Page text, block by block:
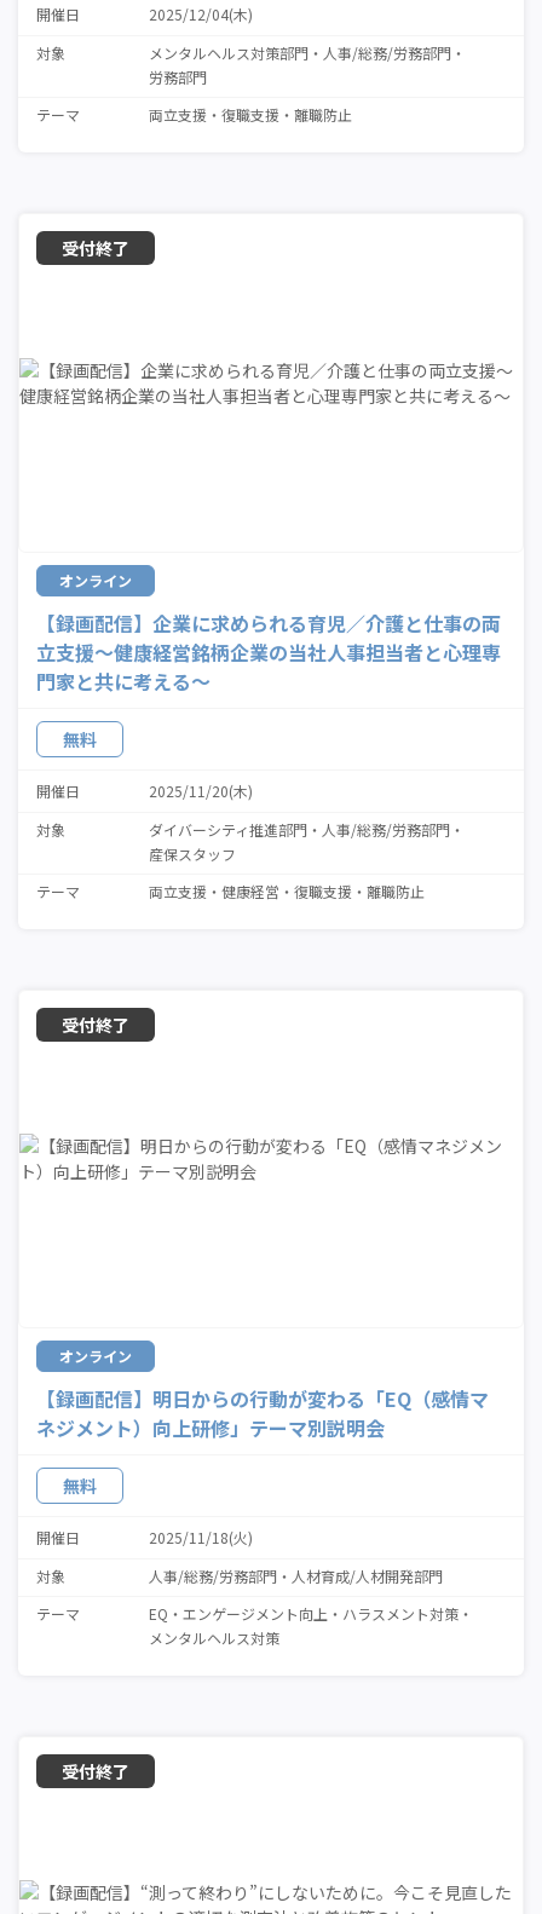
開催日
2025/12/04(木)
対象
メンタルヘルス対策部門
人事/総務/労務部門
労務部門
テーマ
両立支援 復職支援 離職防止
オンライン
【録画配信】企業に求められる育児／介護と仕事の両
立支援～健康経営銘柄企業の当社人事担当者と心理専
門家と共に考える～
無料
開催日
2025/11/20(木)
対象
ダイバーシティ推進部門
人事/総務/労務部門
産保スタッフ
テーマ
両立支援 健康経営 復職支援 離職防止
オンライン
【録画配信】明日からの行動が変わる「EQ（感情マ
ネジメント）向上研修」テーマ別説明会
無料
開催日
2025/11/18(火)
対象
人事/総務/労務部門
人材育成/人材開発部門
テーマ
EQ エンゲージメント向上
ハラスメント対策
メンタルヘルス対策